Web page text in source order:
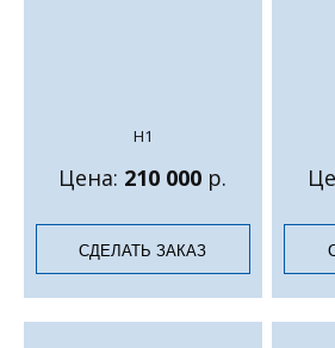
Н1
Цена: 210 000 р.
СДЕЛАТЬ ЗАКАЗ